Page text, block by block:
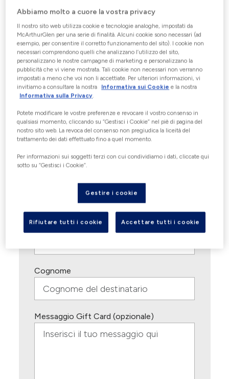
SCEGLI IL VALORE DELLA
TUA GIFT CARD
Germania Esclusa (Con la sola
esclusione della Germania).Da un
minimo di €5 ad un massimo di €500
DETTAGLI DEL
Tutti i campi sono obbligatori a meno che
non siano evidenziati come facoltativi
Nome
Cognome
Messaggio Gift Card (opzionale)
Abbiamo molto a cuore la vostra privacy
Il nostro sito web utilizza cookie e tecnologie analoghe, impostati da
McArthurGlen per una serie di finalità. Alcuni cookie sono necessari (ad
esempio, per consentire il corretto funzionamento del sito). I cookie non
necessari comprendono quelli che analizzano l’utilizzo del sito,
personalizzano le nostre campagne di marketing e personalizzano la
pubblicità che vi viene mostrata. Tali cookie non necessari non verranno
impostati a meno che voi non li accettiate. Per ulteriori informazioni, vi
invitiamo a consultare la nostra
Informativa sui Cookie e la nostra
Informativa sulla Privacy.
Potete modificare le vostre preferenze e revocare il vostro consenso in
qualsiasi momento, cliccando su “Gestisci i Cookie” nel piè di pagina del
nostro sito web. La revoca del consenso non pregiudica la liceità del
trattamento dei dati effettuato fino a quel momento.
Per informazioni sui soggetti terzi con cui condividiamo i dati, cliccate qui
sotto su “Gestisci i Cookie”.
Gestire i cookie
Rifiutare tutti i cookie Accettare tutti i cookie